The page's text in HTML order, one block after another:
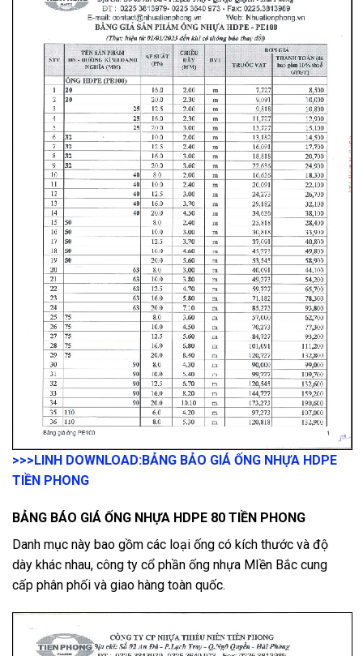
>>>LINH DOWNLOAD:BẢNG BẢO GIÁ ỐNG NHỰA HDPE
TIỀN PHONG
BẢNG BÁO GIÁ ỐNG NHỰA HDPE 80 TIỀN PHONG
Danh mục này bao gồm các loại ống có kích thước và độ
dày khác nhau, công ty cổ phần ống nhựa MIền Bắc cung
cấp phân phối và giao hàng toàn quốc.